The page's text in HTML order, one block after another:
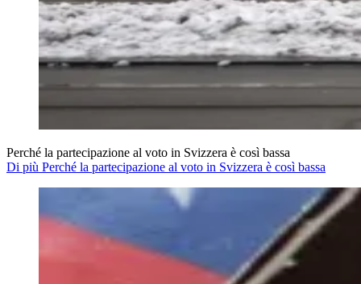
Perché la partecipazione al voto in Svizzera è così bassa
Di più Perché la partecipazione al voto in Svizzera è così bassa